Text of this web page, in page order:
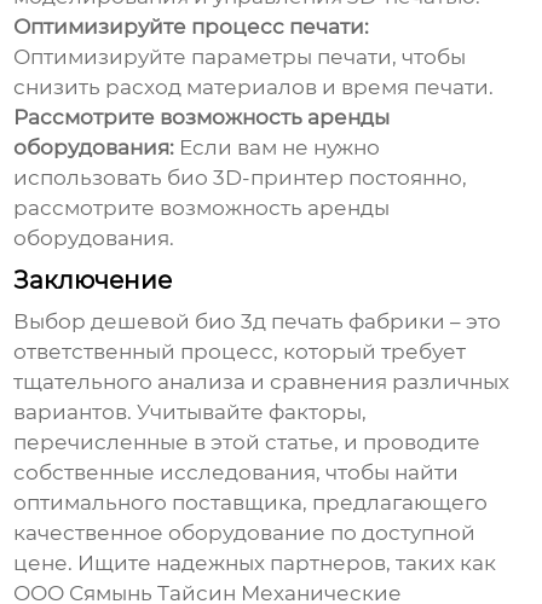
Оптимизируйте процесс печати:
Оптимизируйте параметры печати, чтобы
снизить расход материалов и время печати.
Рассмотрите возможность аренды
оборудования: Если вам не нужно
использовать био 3D-принтер постоянно,
рассмотрите возможность аренды
оборудования.
Заключение
Выбордешевой био 3д печать фабрики – это
ответственный процесс, который требует
тщательного анализа и сравнения различных
вариантов. Учитывайте факторы,
перечисленные в этой статье, и проводите
собственные исследования, чтобы найти
оптимального поставщика, предлагающего
качественное оборудование по доступной
цене. Ищите надежных партнеров, таких как
ООО Сямынь Тайсин Механические